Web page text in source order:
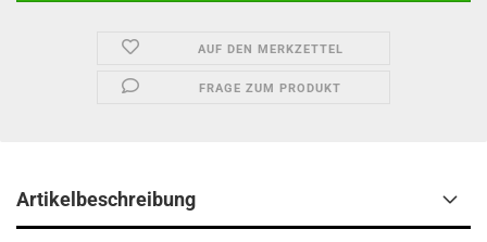
AUF DEN MERKZETTEL
FRAGE ZUM PRODUKT
Artikelbeschreibung